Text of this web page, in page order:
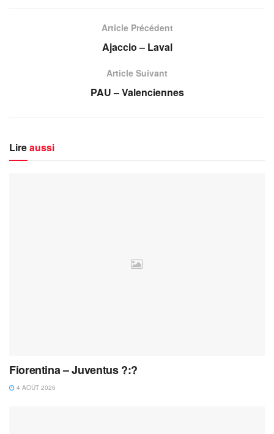
Article Précédent
Ajaccio – Laval
Article Suivant
PAU – Valenciennes
Lireaussi
Fiorentina – Juventus ?:?
4 AOÛT 2026